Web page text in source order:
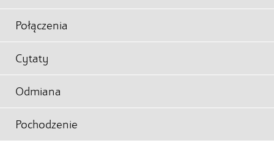
Połączenia
Cytaty
Odmiana
Pochodzenie